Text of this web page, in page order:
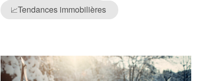
📈Tendances immobilières